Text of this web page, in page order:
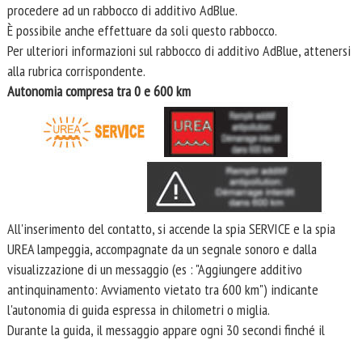
procedere ad un rabbocco di additivo AdBlue.
È possibile anche effettuare da soli questo rabbocco.
Per ulteriori informazioni sul rabbocco di additivo AdBlue, attenersi
alla rubrica corrispondente.
Autonomia compresa tra 0 e 600 km
All'inserimento del contatto, si accende la spia SERVICE e la spia
UREA lampeggia, accompagnate da un segnale sonoro e dalla
visualizzazione di un messaggio (es : "Aggiungere additivo
antinquinamento: Avviamento vietato tra 600 km") indicante
l'autonomia di guida espressa in chilometri o miglia.
Durante la guida, il messaggio appare ogni 30 secondi finché il